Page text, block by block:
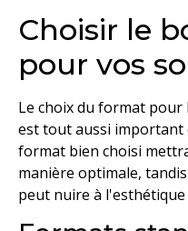
Choisir le
pour vos
Le choix du format
est tout aussi important
format bien choisi
manière optimale,
peut nuire à l'esthétique